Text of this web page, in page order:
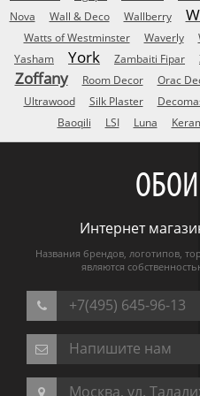
Nova
Wall & Deco Wallberry
Watts of Westminster
Waverly
Yasham
York Zambaiti Fipar
Zoffany Room Decor Orac
Ultrawood
Silk Plaster
Baoqili
LSI Luna
ОБОИ
Интернет
Названия брендов, логотипов,
являются
+7(495) 645-96-13
Напишите нам
Москва, ул.